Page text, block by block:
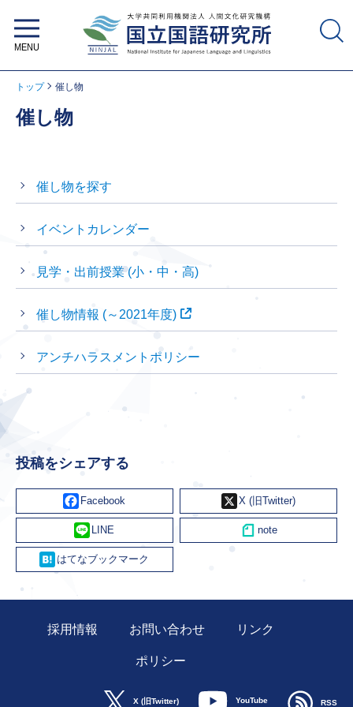
トップ 催し物
催し物
催し物を探す
イベントカレンダー
見学・出前授業 (小・中・高)
催し物情報 (～2021年度)
アンチハラスメントポリシー
投稿をシェアする
Facebook X
Line
Hatena
採用情報 お問い合わせ リンク
ポリシー
X (旧Twitter) YouTube RSS